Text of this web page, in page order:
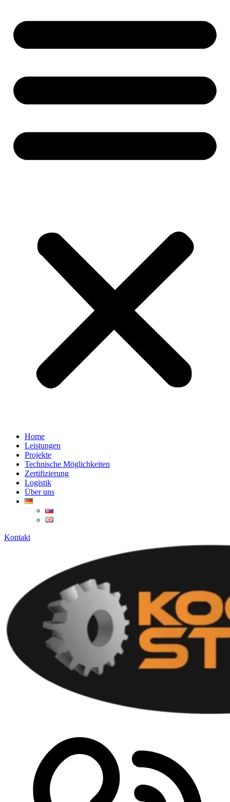
Home
Leistungen
Projekte
Technische Möglichkeiten
Zertifizierung
Logistik
Über uns
Kontakt